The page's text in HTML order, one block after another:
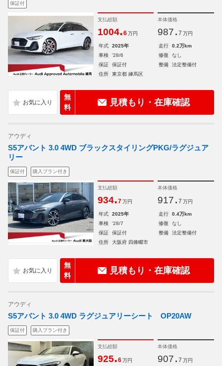
保証付
支払総額
1004.6 万円
本体価格
987. 7 万円
年式 2025年 走行
0.2万km
車検
'28/6 修復
なし
保証
保証付 整備
法定整備付
住所
東京都 練馬区
無
料
見積もり・在庫確認
アウディ
S5アバント 3.0 4WD ブラックスタイリングPKG/ラグジュア
リー
保証付 購入プラン付き
支払総額
934.7 万円
本体価格
917. 7 万円
年式 2025年 走行
0.4万km
車検
'28/7 修復
なし
保証
保証付 整備
法定整備付
住所
大阪府 四條畷市
無
料
見積もり・在庫確認
アウディ
S5アバント 3.0 4WD ラグジュアリーシート OP20AW
保証付 購入プラン付き
支払総額
925.6 万円
本体価格
907. 7 万円